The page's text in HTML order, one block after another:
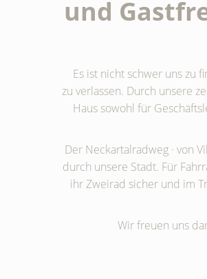
und
Es ist nicht schwer uns zu
zu verlassen. Durch unsere
Haus sowohl für
Der Neckartalradweg · von
durch unsere Stadt. Für
ihr Zweirad sicher und im
Wir freuen uns